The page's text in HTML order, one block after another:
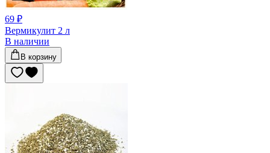
69 ₽
Вермикулит 2 л
В наличии
В корзину